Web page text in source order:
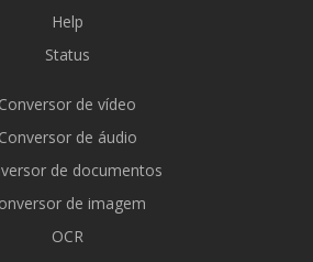
Help
Status
Conversor de vídeo
Conversor de áudio
de documentos
de imagem
OCR